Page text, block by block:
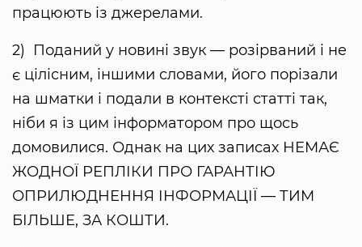
працюють із джерелами.
2) Поданий у новині звук — розірваний і не
є цілісним, іншими словами, його порізали
на шматки і подали в контексті статті так,
ніби я із цим інформатором про щось
домовилися. Однак на цих записах НЕМАЄ
ЖОДНОЇ РЕПЛІКИ ПРО ГАРАНТІЮ
ОПРИЛЮДНЕННЯ ІНФОРМАЦІЇ — ТИМ
БІЛЬШЕ, ЗА КОШТИ.